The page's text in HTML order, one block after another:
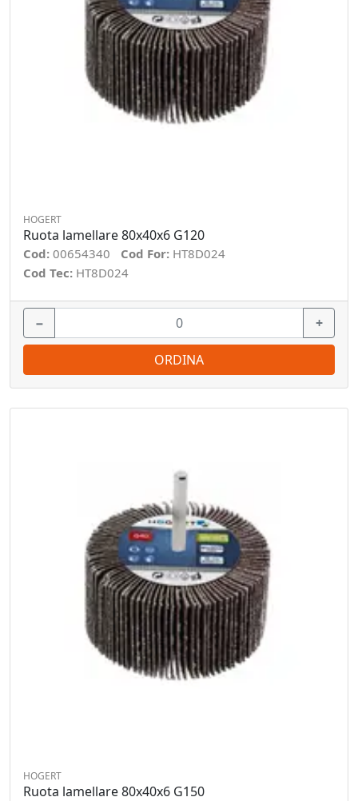
HOGERT
Ruota lamellare 80x40x6 G120
Cod: 00654340 Cod For: HT8D024
Cod Tec: HT8D024
− +
ORDINA
HOGERT
Ruota lamellare 80x40x6 G150